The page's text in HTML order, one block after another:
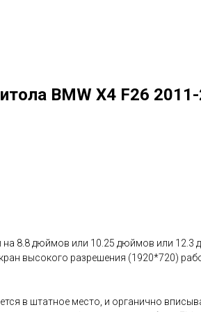
BMW X4 F26
на 8.8 дюймов или 10.25 дюймов или 12.3
высокого разрешения (1920*720)
в штатное место, и органично